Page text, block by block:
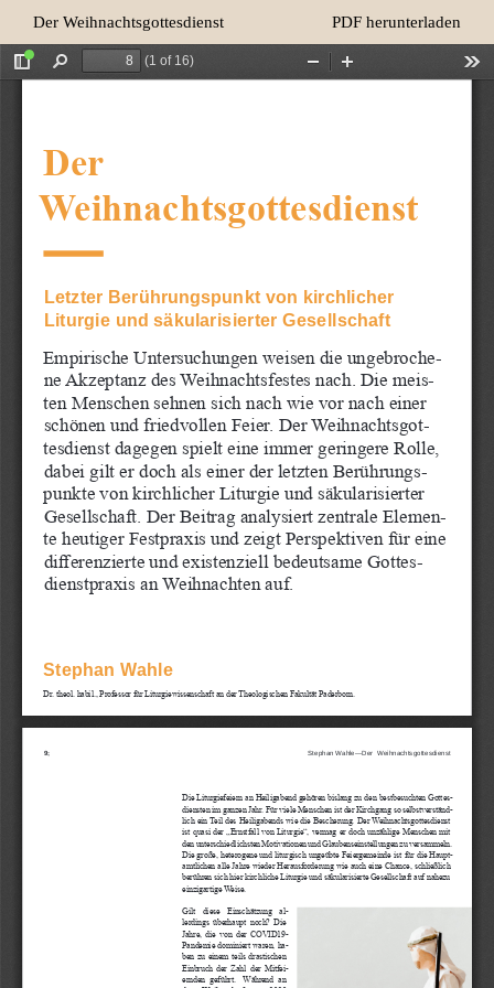
Artikeldetails
zurückkehren
Der Weihnachtsgottesdienst Herunterladen
PDF herunterladen